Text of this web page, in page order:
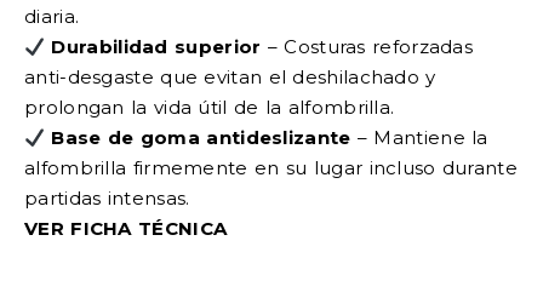
diaria.
Durabilidad superior – Costuras reforzadas
anti-desgaste que evitan el deshilachado y
prolongan la vida útil de la alfombrilla.
Base de goma antideslizante – Mantiene la
alfombrilla firmemente en su lugar incluso durante
partidas intensas.
VER FICHA TÉCNICA